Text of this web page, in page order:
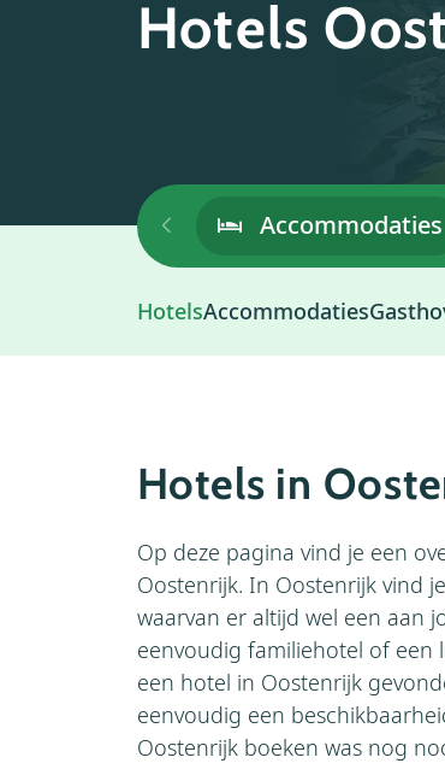
Hotels
Algemeen Accommodaties
HotelsAccommodaties
Hotels in
Op deze pagina vind je een
Oostenrijk. In Oostenrijk vind
waarvan er altijd wel een aan
eenvoudig familiehotel of een
een hotel in Oostenrijk
eenvoudig een
Oostenrijk boeken was nog